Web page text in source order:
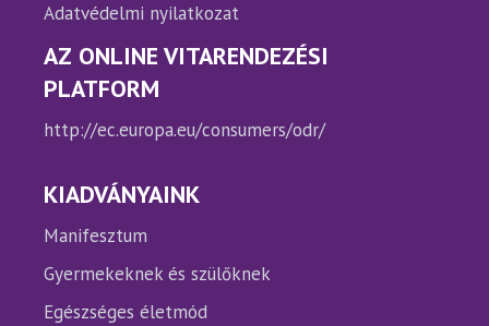
Adatvédelmi nyilatkozat
AZ ONLINE VITARENDEZÉSI
PLATFORM
http://ec.europa.eu/consumers/odr/
KIADVÁNYAINK
Manifesztum
Gyermekeknek és szülőknek
Egészséges életmód